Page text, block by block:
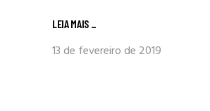
LEIA MAIS _
13 de fevereiro de 2019